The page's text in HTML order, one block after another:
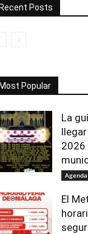
Posts
Popular
La
2026
Agenda
El